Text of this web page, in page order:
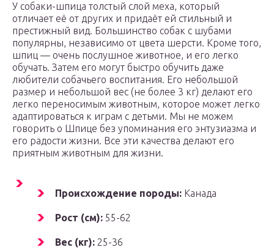
У собаки-шпица толстый слой меха, который
отличает её от других и придаёт ей стильный и
престижный вид. Большинство собак с шубами
популярны, независимо от цвета шерсти. Кроме того,
шпиц — очень послушное животное, и его легко
обучать. Затем его могут быстро обучить даже
любители собачьего воспитания. Его небольшой
размер и небольшой вес (не более 3 кг) делают его
легко переносимым животным, которое может легко
адаптироваться к играм с детьми. Мы не можем
говорить о Шпице без упоминания его энтузиазма и
его радости жизни. Все эти качества делают его
приятным животным для жизни.
Происхождение породы: Канада
Рост (см): 55-62
Вес (кг): 25-36